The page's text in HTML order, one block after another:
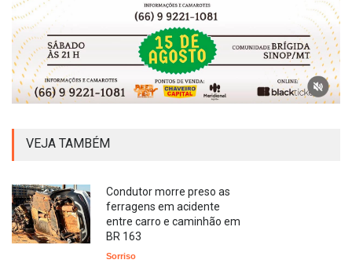
VEJA TAMBÉM
Condutor morre preso as
ferragens em acidente
entre carro e caminhão em
BR 163
Sorriso